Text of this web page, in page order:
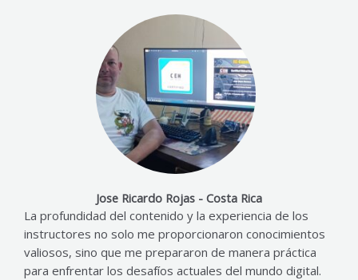
Jose Ricardo Rojas - Costa Rica
La profundidad del contenido y la experiencia de los
instructores no solo me proporcionaron conocimientos
valiosos, sino que me prepararon de manera práctica
para enfrentar los desafíos actuales del mundo digital.